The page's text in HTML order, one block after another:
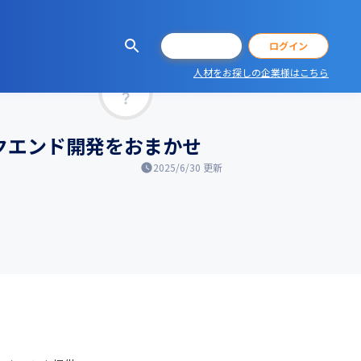
ログイン
人材をお探しの企業様はこちら
ンド開発をおまかせ
2025/6/30 更新